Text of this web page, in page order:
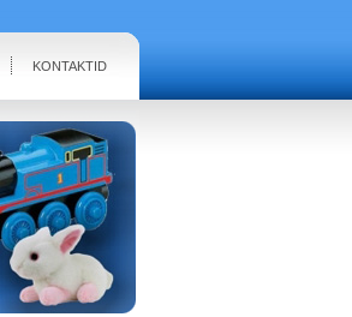
KONTAKTID